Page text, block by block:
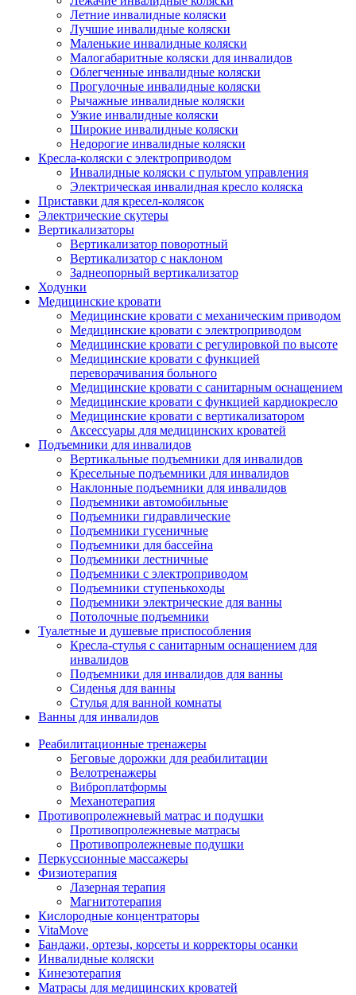
Летние инвалидные коляски
Лучшие инвалидные коляски
Маленькие инвалидные коляски
Малогабаритные коляски для инвалидов
Облегченные инвалидные коляски
Прогулочные инвалидные коляски
Рычажные инвалидные коляски
Узкие инвалидные коляски
Широкие инвалидные коляски
Недорогие инвалидные коляски
Кресла-коляски с электроприводом
Инвалидные коляски с пультом управления
Электрическая инвалидная кресло коляска
Приставки для кресел-колясок
Электрические скутеры
Вертикализаторы
Вертикализатор поворотный
Вертикализатор с наклоном
Заднеопорный вертикализатор
Ходунки
Медицинские кровати
Медицинские кровати с механическим приводом
Медицинские кровати с электроприводом
Медицинские кровати с регулировкой по высоте
Медицинские кровати с функцией
переворачивания больного
Медицинские кровати с санитарным оснащением
Медицинские кровати с функцией кардиокресло
Медицинские кровати с вертикализатором
Аксессуары для медицинских кроватей
Подъемники для инвалидов
Вертикальные подъемники для инвалидов
Кресельные подъемники для инвалидов
Наклонные подъемники для инвалидов
Подъемники автомобильные
Подъемники гидравлические
Подъемники гусеничные
Подъемники для бассейна
Подъемники лестничные
Подъемники с электроприводом
Подъемники ступенькоходы
Подъемники электрические для ванны
Потолочные подъемники
Туалетные и душевые приспособления
Кресла-стулья с санитарным оснащением для
инвалидов
Подъемники для инвалидов для ванны
Сиденья для ванны
Стулья для ванной комнаты
Ванны для инвалидов
Реабилитационные тренажеры
Беговые дорожки для реабилитации
Велотренажеры
Виброплатформы
Механотерапия
Противопролежневый матрас и подушки
Противопролежневые матрасы
Противопролежневые подушки
Перкуссионные массажеры
Физиотерапия
Лазерная терапия
Магнитотерапия
Кислородные концентраторы
VitaMove
Бандажи, ортезы, корсеты и корректоры осанки
Инвалидные коляски
Кинезотерапия
Матрасы для медицинских кроватей